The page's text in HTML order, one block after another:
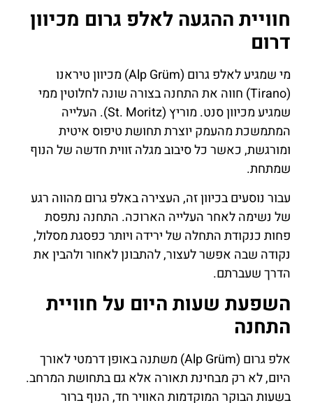
חוויית ההגעה לאלפ גרום מכיוון
דרום
מי שמגיע לאלפ גרום (Alp Grüm) מכיוון טיראנו
(Tirano) חווה את התחנה בצורה שונה לחלוטין ממי
שמגיע מכיוון סנט. מוריץ (St. Moritz). העלייה
המתמשכת מהעמק יוצרת תחושת טיפוס איטית
ומורגשת, כאשר כל סיבוב מגלה זווית חדשה של הנוף
שמתחת.
עבור נוסעים בכיוון זה, העצירה באלפ גרום מהווה רגע
של נשימה לאחר העלייה הארוכה. התחנה נתפסת
פחות כנקודת התחלה של ירידה ויותר כפסגת מסלול,
נקודה שבה אפשר לעצור, להתבונן לאחור ולהבין את
הדרך שעברתם.
השפעת שעות היום על חוויית
התחנה
אלפ גרום (Alp Grüm) משתנה באופן דרמטי לאורך
היום, לא רק מבחינת תאורה אלא גם בתחושת המרחב.
בשעות הבוקר המוקדמות האוויר חד, הנוף ברור